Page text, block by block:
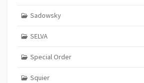
Sadowsky
SELVA
Special Order
Squier